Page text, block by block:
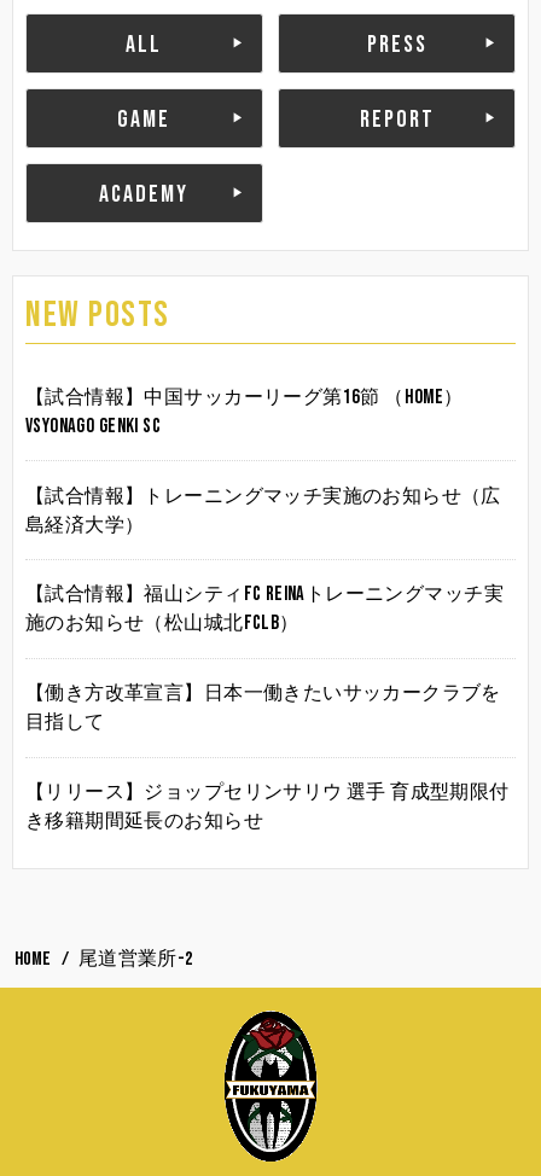
ALL PRESS
GAME REPORT
ACADEMY
NEW POSTS
【試合情報】中国サッカーリーグ第16節 （HOME）
vsYonago Genki SC
【試合情報】トレーニングマッチ実施のお知らせ（広
島経済大学）
【試合情報】福山シティFC Reinaトレーニングマッチ実
施のお知らせ（松山城北FCLB）
【働き方改革宣言】日本一働きたいサッカークラブを
目指して
【リリース】ジョップセリンサリウ 選手 育成型期限付
き移籍期間延長のお知らせ
HOME 尾道営業所-2